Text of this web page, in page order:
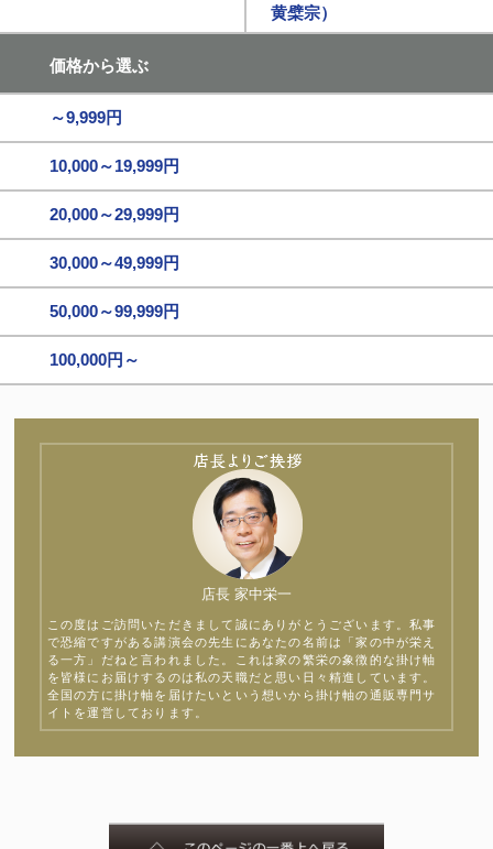
黄檗宗）
価格から選ぶ
～9,999円
10,000～19,999円
20,000～29,999円
30,000～49,999円
50,000～99,999円
100,000円～
店長 家中栄一
この度はご訪問いただきまして誠にありがとうございます。私事
で恐縮ですがある講演会の先生にあなたの名前は「家の中が栄え
る一方」だねと言われました。これは家の繁栄の象徴的な掛け軸
を皆様にお届けするのは私の天職だと思い日々精進しています。
全国の方に掛け軸を届けたいという想いから掛け軸の通販専門サ
イトを運営しております。